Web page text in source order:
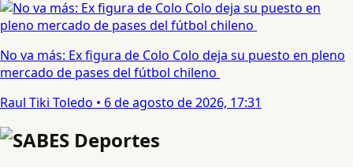
No va más: Ex figura de Colo Colo deja su puesto en pleno
mercado de pases del fútbol chileno
Raul Tiki Toledo • 6 de agosto de 2026, 17:31